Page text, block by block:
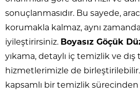
sonuçlanmasıdır. Bu sayede,
korumakla kalmaz, aynı
iyileştirirsiniz. Boyasız Göçük
yıkama, detaylı iç temizlik ve
hizmetlerimizle de birleştirilebilir.
kapsamlı bir temizlik